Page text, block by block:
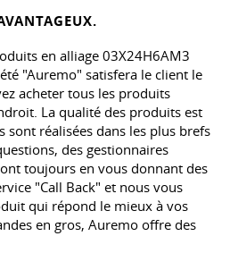
en alliage 03Х24Н6АМ3
"Auremo" satisfera le client le
acheter tous les produits
La qualité des produits est
sont réalisées dans les plus brefs
des gestionnaires
toujours en vous donnant des
"Call Back" et nous vous
qui répond le mieux à vos
en gros, Auremo offre des